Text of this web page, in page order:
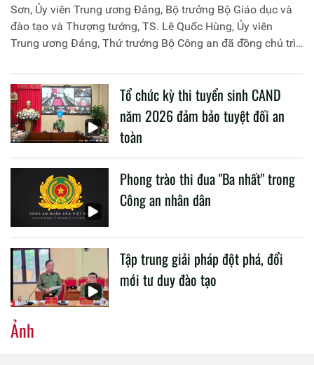
Sơn, Ủy viên Trung ương Đảng, Bộ trưởng Bộ Giáo dục và
đào tạo và Thượng tướng, TS. Lê Quốc Hùng, Ủy viên
Trung ương Đảng, Thứ trưởng Bộ Công an đã đồng chủ trì
liên quan đến công tác giáo dục và đào tạo của lực lượng
CAND.
Tổ chức kỳ thi tuyển sinh CAND
năm 2026 đảm bảo tuyệt đối an
toàn
Phong trào thi đua "Ba nhất" trong
Công an nhân dân
Tập trung giải pháp đột phá, đổi
mới tư duy đào tạo
Ảnh